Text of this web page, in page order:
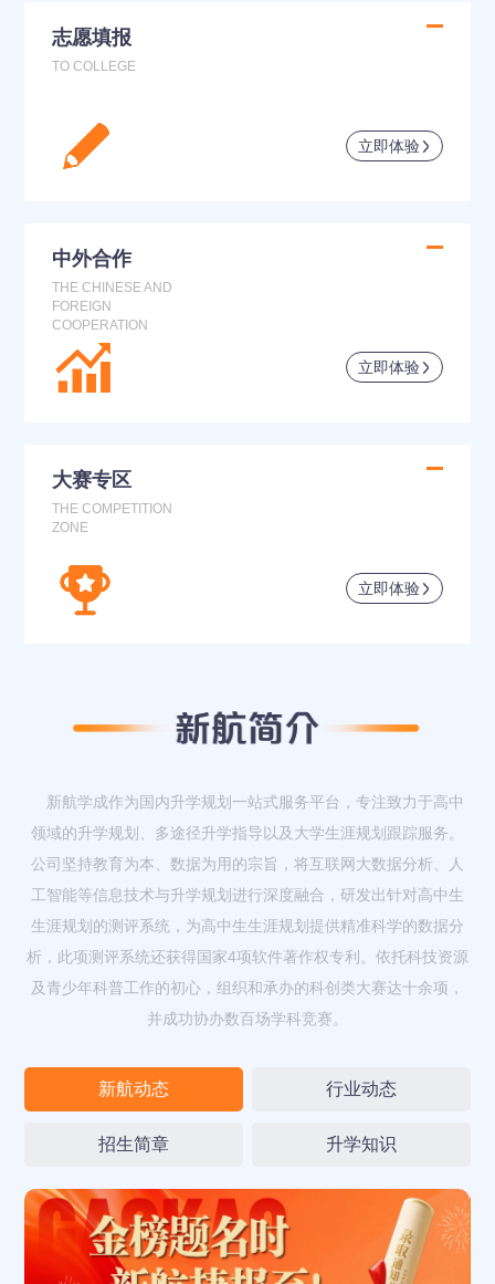
志愿填报
TO COLLEGE
立即体验
中外合作
THE CHINESE AND
FOREIGN
COOPERATION
立即体验
大赛专区
THE COMPETITION
ZONE
立即体验
新航学成作为国内升学规划一站式服务平台，专注致力于高中
领域的升学规划、多途径升学指导以及大学生涯规划跟踪服务。
公司坚持教育为本、数据为用的宗旨，将互联网大数据分析、人
工智能等信息技术与升学规划进行深度融合，研发出针对高中生
生涯规划的测评系统，为高中生生涯规划提供精准科学的数据分
析，此项测评系统还获得国家4项软件著作权专利。依托科技资源
及青少年科普工作的初心，组织和承办的科创类大赛达十余项，
并成功协办数百场学科竞赛。
新航动态 行业动态
招生简章 升学知识